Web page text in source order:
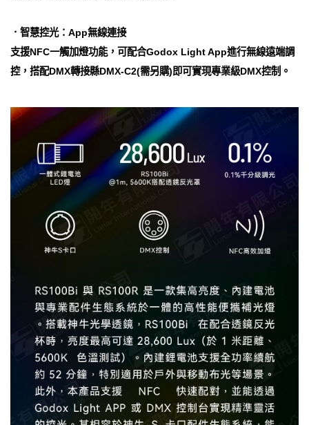
．智慧控光：App無線連接
支援NFC一觸加燈功能，可配合Godox Light App進行無線遠端調
控，搭配DMX轉接縣DMX-C2(需另購)即可實現專業級DMX控制。